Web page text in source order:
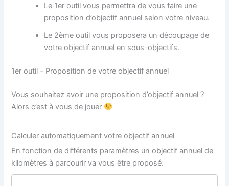
Le 1er outil vous permettra de vous faire une
proposition d’objectif annuel selon votre niveau.
Le 2ème outil vous proposera un découpage de
votre objectif annuel en sous-objectifs.
1er outil – Proposition de votre objectif annuel
Vous souhaitez avoir une proposition d’objectif annuel ?
Alors c’est à vous de jouer
Calculer automatiquement votre objectif annuel
En fonction de différents paramètres un objectif annuel de
kilomètres à parcourir va vous être proposé.